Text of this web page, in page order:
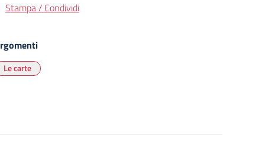
Stampa / Condividi
Le carte